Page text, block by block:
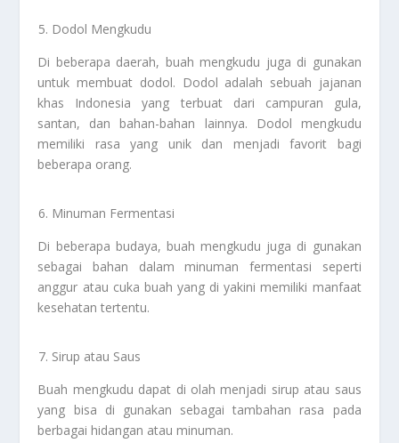
Dodol Mengkudu
Di beberapa daerah, buah mengkudu juga di gunakan
untuk membuat dodol. Dodol adalah sebuah jajanan
khas Indonesia yang terbuat dari campuran gula,
santan, dan bahan-bahan lainnya. Dodol mengkudu
memiliki rasa yang unik dan menjadi favorit bagi
beberapa orang.
Minuman Fermentasi
Di beberapa budaya, buah mengkudu juga di gunakan
sebagai bahan dalam minuman fermentasi seperti
anggur atau cuka buah yang di yakini memiliki manfaat
kesehatan tertentu.
Sirup atau Saus
Buah mengkudu dapat di olah menjadi sirup atau saus
yang bisa di gunakan sebagai tambahan rasa pada
berbagai hidangan atau minuman.